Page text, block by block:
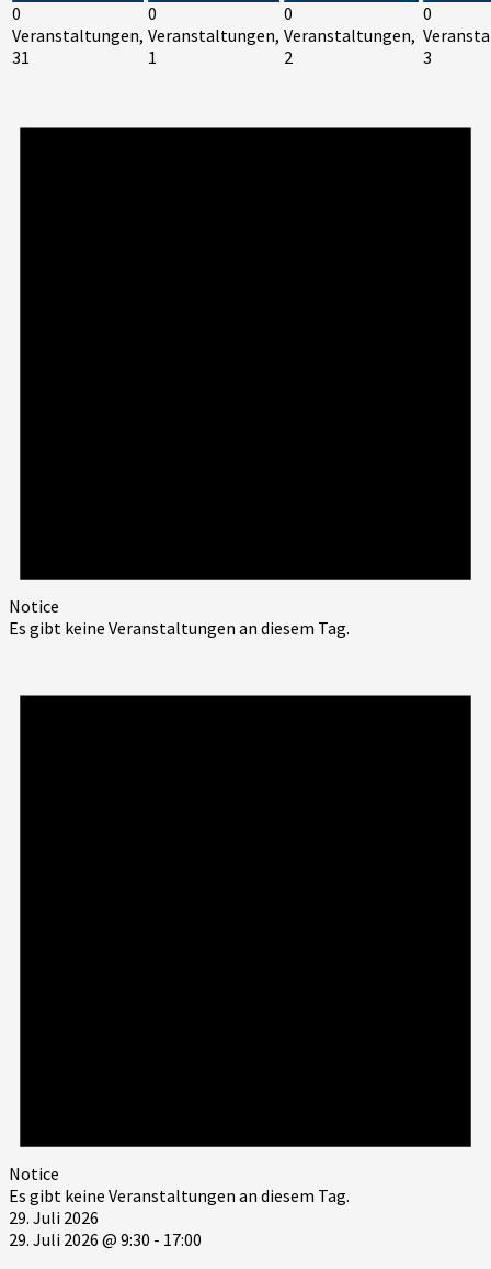
0
Veranstaltungen,
31
0
Veranstaltungen,
1
0
Veranstaltungen,
2
0
3
Notice
Es gibt keine Veranstaltungen an diesem Tag.
Notice
Es gibt keine Veranstaltungen an diesem Tag.
29. Juli 2026
29. Juli 2026 @ 9:30 - 17:00